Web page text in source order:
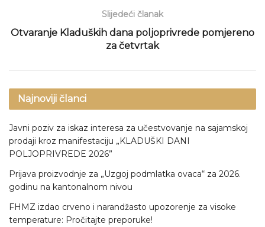
Slijedeći članak
Otvaranje Kladuških dana poljoprivrede pomjereno
za četvrtak
Najnoviji članci
Javni poziv za iskaz interesa za učestvovanje na sajamskoj
prodaji kroz manifestaciju „KLADUŠKI DANI
POLJOPRIVREDE 2026”
Prijava proizvodnje za „Uzgoj podmlatka ovaca“ za 2026.
godinu na kantonalnom nivou
FHMZ izdao crveno i narandžasto upozorenje za visoke
temperature: Pročitajte preporuke!